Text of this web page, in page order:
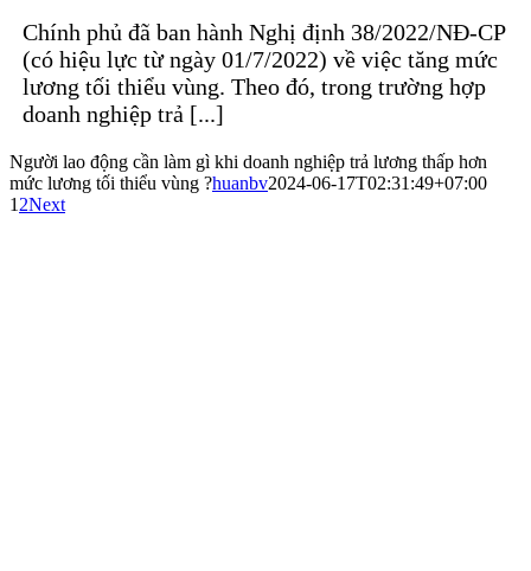
Chính phủ đã ban hành Nghị định 38/2022/NĐ-CP
(có hiệu lực từ ngày 01/7/2022) về việc tăng mức
lương tối thiểu vùng. Theo đó, trong trường hợp
doanh nghiệp trả [...]
Người lao động cần làm gì khi doanh nghiệp trả lương thấp hơn
mức lương tối thiểu vùng ?huanbv2024-06-17T02:31:49+07:00
1 2Next